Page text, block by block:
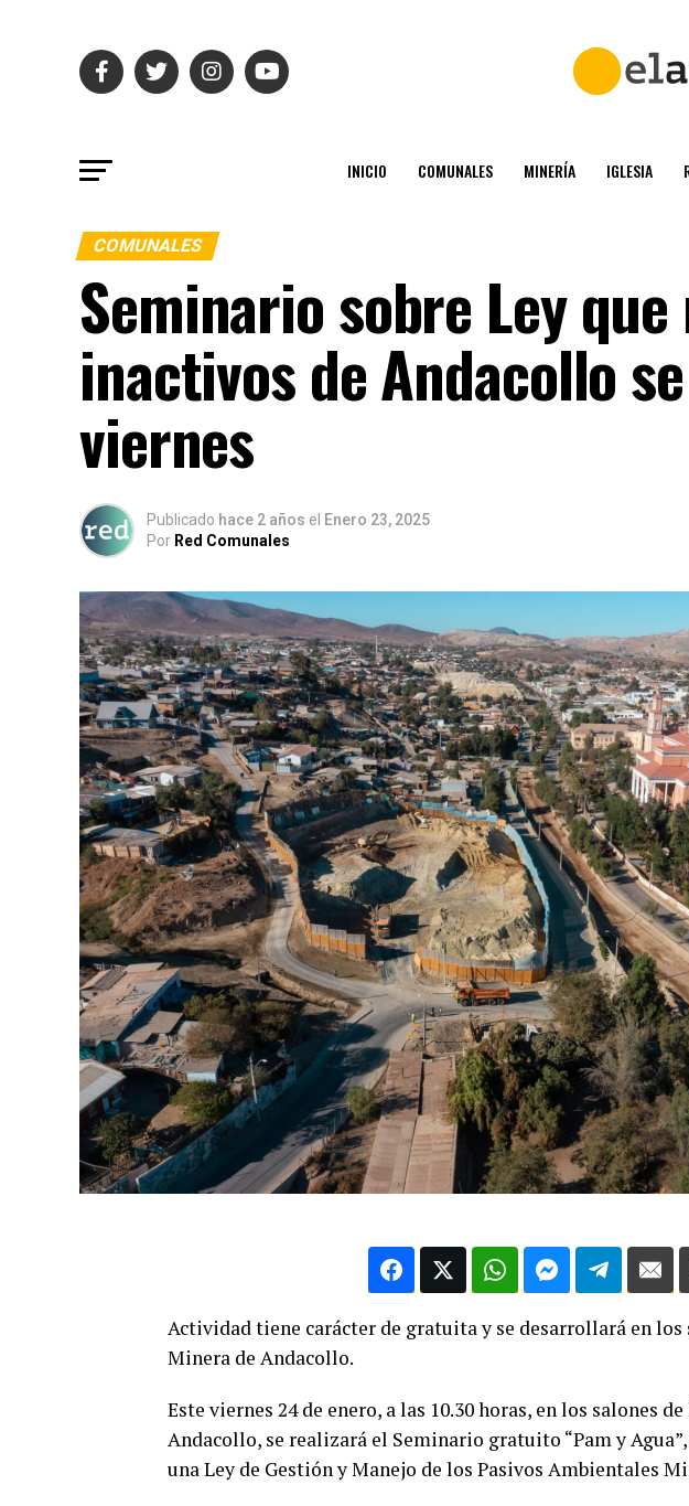
INICIO COMUNALES MINERÍA IGLESIA
COMUNALES
Seminario sobre Ley
inactivos de Andacollo
viernes
Publicado hace 2 años el Enero 23, 2025
Por Red Comunales
Actividad tiene carácter de gratuita y se desarrollará en
Minera de Andacollo.
Este viernes 24 de enero, a las 10.30 horas, en los salones
Andacollo, se realizará el Seminario gratuito “Pam y
una Ley de Gestión y Manejo de los Pasivos Ambientales